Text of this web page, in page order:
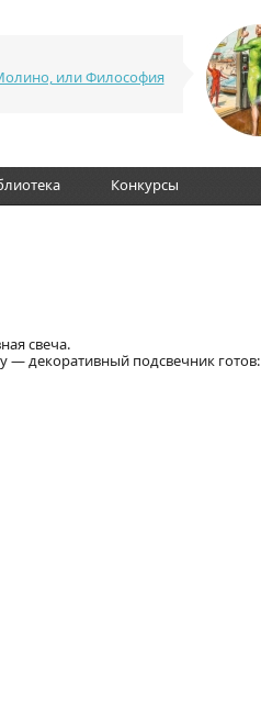
или Философия
Конкурсы
свеча.
— декоративный подсвечник готов: